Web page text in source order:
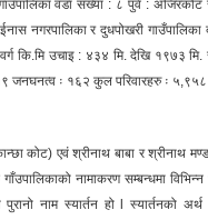
वडा संख्या : ८ पुर्व :
नगरपालिका र दुधपोखरी गाउँपालिका
कि.मि उचाइ : ४३४ मि. देखि १९७३
जनघनत्व ः १६२ कुल परिवारहरु ः ५,९५८
कोट) एवं श्रीनाथ बाबा र श्रीनाथ
नामाकरण सम्बन्धमा
नाम स्यार्तन हो l स्यार्तनको